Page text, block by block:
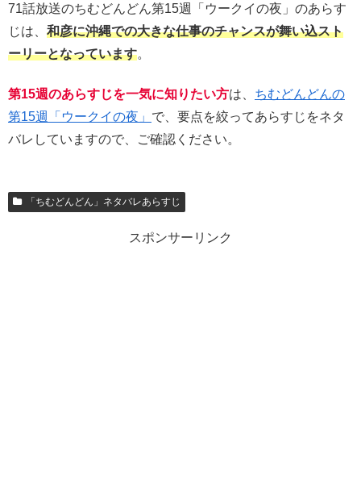
71話放送のちむどんどん第15週「ウークイの夜」のあらす
じは、 和彦に沖縄での大きな仕事のチャンスが舞い込スト
ーリーとなっています。
第15週のあらすじを一気に知りたい方は、 ちむどんどんの
第15週「ウークイの夜」 で、要点を絞ってあらすじをネタ
バレしていますので、ご確認ください。
「ちむどんどん」ネタバレあらすじ
スポンサーリンク